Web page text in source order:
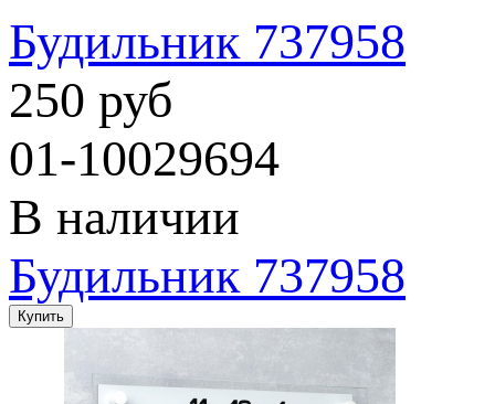
Будильник 737958
250 руб
01-10029694
В наличии
Будильник 737958